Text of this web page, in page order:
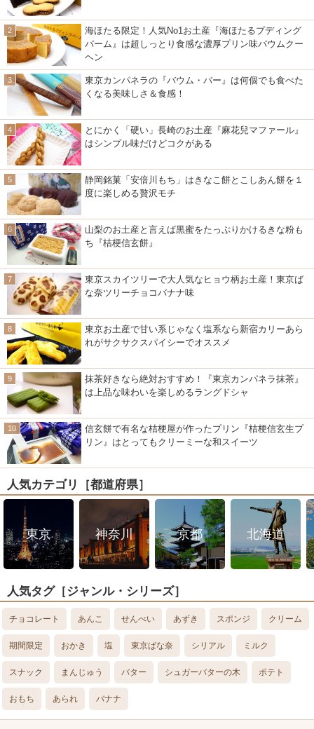
海ほたる限定！人気No1お土産『海ほたるプディング
バーム』は超しっとり食感な濃厚プリン味バウムクー
ヘン
東京カンパネラの『バウム・バー』は何個でも食べた
くなる美味しさ＆食感！
とにかく「硬い」長崎のお土産『麻花兒マファール』
はシンプル味だけどコクがある
静岡銘菓「安倍川もち」はきなこ餅とこしあん餅を１
度に楽しめる贅沢モチ
山梨のお土産と言えば黒蜜をたっぷりかけるきな粉も
ち『桔梗信玄餅』
東京スカイツリーで大人気なヒョウ柄お土産！東京ば
な奈ツリーチョコバナナ味
東京お土産で甘い系じゃなく塩系なら新宿カリーあら
れがサクサクスパイシーでオススメ
抹茶好きなら絶対おすすめ！『東京カンパネラ抹茶』
は上品な味わいを楽しめるラングドシャ
信玄餅で有名な桔梗屋が作ったプリン『桔梗信玄生プ
リン』はとってもクリーミーな和スイーツ
人気カテゴリ［都道府県］
東京 神奈川 京都 北海道
人気タグ［ジャンル・シリーズ］
チョコレート あんこ せんべい あずき スポンジ クリーム
期間限定 おかき 塩 東京ばな奈 シリアル ミルク
スナック まんじゅう バター シュガーバターの木 ポテト
おもち あられ バナナ